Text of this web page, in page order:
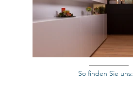
So finden Sie uns: